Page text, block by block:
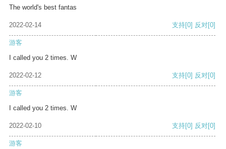
The world's best fantas
2022-02-14 支持[0] 反对[0]
游客
I called you 2 times. W
2022-02-12 支持[0] 反对[0]
游客
I called you 2 times. W
2022-02-10 支持[0] 反对[0]
游客